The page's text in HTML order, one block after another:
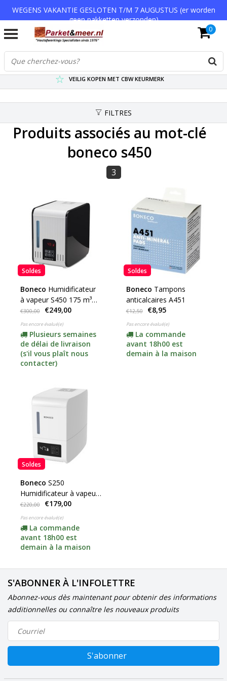
WEGENS VAKANTIE GESLOTEN T/M 7 AUGUSTUS (er worden
geen pakketten verzonden)
VERZENDKOSTEN € 7,95 (GRATIS VA €75,-)
SCHERPSTE PRIJZEN TOT WEL 75% KORTING !
VEILIG KOPEN MET CBW KEURMERK
0
FILTRES
Produits associés au mot-clé
boneco s450
3
Soldes
Boneco Humidificateur
à vapeur S450 175 m³
(promotion) ***
€300,00 €249,00
Pas encore évalué(e)
Plusieurs semaines
de délai de livraison
(s'il vous plaît nous
contacter)
Soldes
Boneco Tampons
anticalcaires A451
€12,50 €8,95
Pas encore évalué(e)
La commande
avant 18h00 est
demain à la maison
Soldes
Boneco S250
Humidificateur à vapeur
NOUVEAU
€220,00 €179,00
Pas encore évalué(e)
La commande
avant 18h00 est
demain à la maison
S'ABONNER À L'INFOLETTRE
Abonnez-vous dès maintenant pour obtenir des informations
additionnelles ou connaître les nouveaux produits
S'abonner